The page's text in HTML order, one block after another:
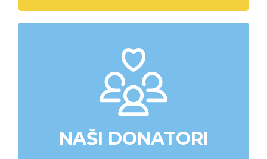
NAŠI DONATORI